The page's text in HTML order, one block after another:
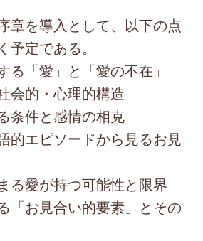
章を導入として、以下の点
予定である。
る「愛」と「愛の不在」
会的・心理的構造
条件と感情の相克
的エピソードから見るお見
る愛が持つ可能性と限界
「お見合い的要素」とその